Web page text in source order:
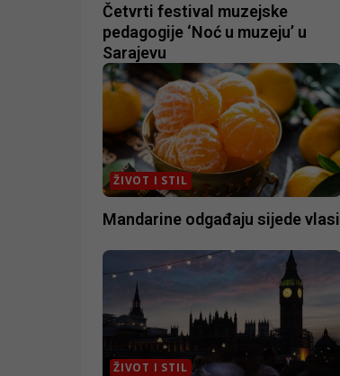
Četvrti festival muzejske
pedagogije ‘Noć u muzeju’ u
Sarajevu
ŽIVOT I STIL
Mandarine odgađaju sijede vlasi
ŽIVOT I STIL